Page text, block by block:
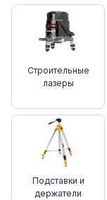
Строительные
лазеры
Подставки и
держатели